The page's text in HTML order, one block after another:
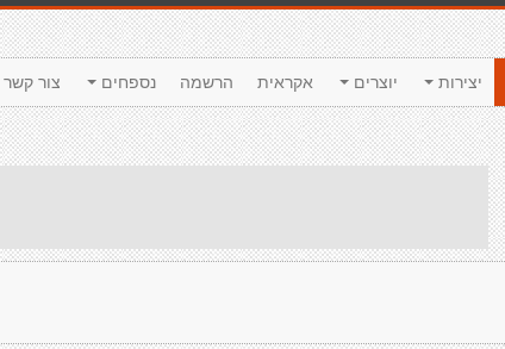
צור קשר נספחים הרשמה אקראית יוצרים יצירות